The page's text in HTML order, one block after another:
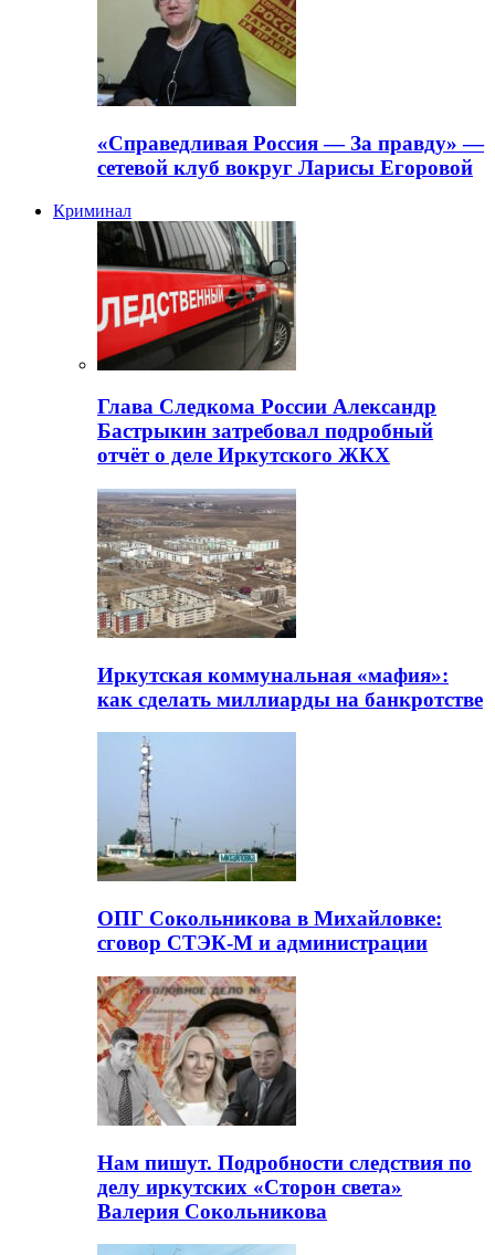
«Справедливая Россия — За правду» —
сетевой клуб вокруг Ларисы Егоровой
Криминал
Глава Следкома России Александр
Бастрыкин затребовал подробный
отчёт о деле Иркутского ЖКХ
Иркутская коммунальная «мафия»:
как сделать миллиарды на банкротстве
ОПГ Сокольникова в Михайловке:
сговор СТЭК-М и администрации
Нам пишут. Подробности следствия по
делу иркутских «Сторон света»
Валерия Сокольникова